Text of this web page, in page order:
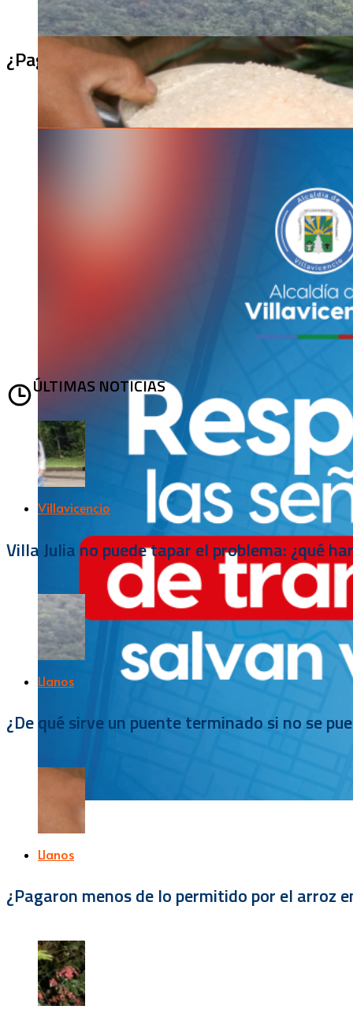
¿Pagaron menos de lo permitido por el
ÚLTIMAS NOTICIAS
Villavicencio
Villa Julia no puede tapar el problema: ¿qué
Llanos
¿De qué sirve un puente terminado si no se
Llanos
¿Pagaron menos de lo permitido por el arroz